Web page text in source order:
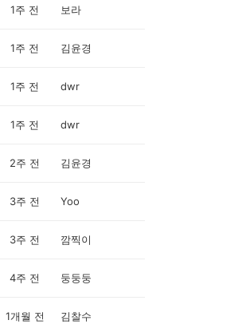
1주 전 보라
1주 전 김윤경
1주 전 dwr
1주 전 dwr
2주 전 김윤경
3주 전 Yoo
3주 전 깜찍이
4주 전 둥둥둥
1개월 전 김찰수